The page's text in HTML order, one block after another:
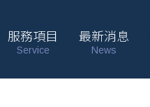
服務項目
Service
最新消息
News